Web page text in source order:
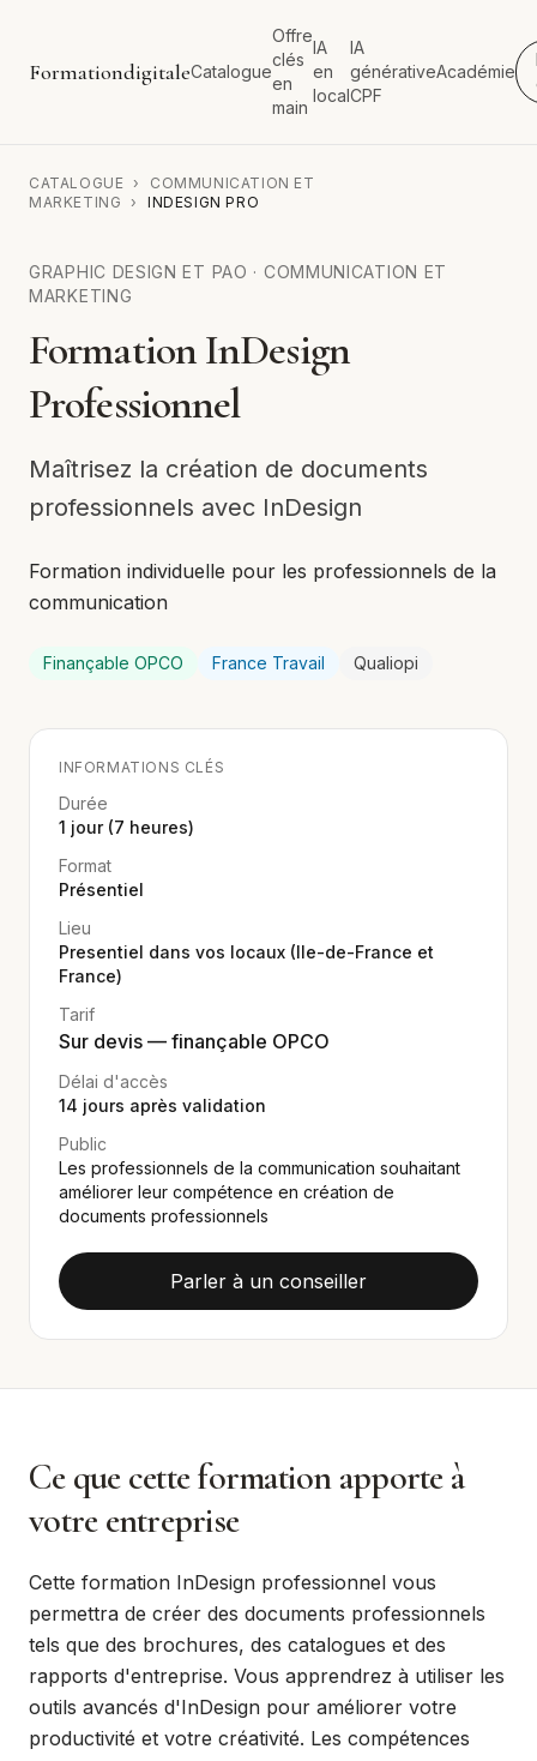
FormationdigitaleCatalogue
Offre
clés
en
main
IA
en
local
IA
générative
CPF
Académie
CATALOGUE ›
COMMUNICATION ET
MARKETING
› INDESIGN PRO
GRAPHIC DESIGN ET PAO · COMMUNICATION ET
MARKETING
Formation InDesign
Professionnel
Maîtrisez la création de documents
professionnels avec InDesign
Formation individuelle pour les professionnels de la
communication
Finançable OPCO France Travail Qualiopi
INFORMATIONS CLÉS
Durée
1 jour (7 heures)
Format
Présentiel
Lieu
Presentiel dans vos locaux (Ile-de-France et
France)
Tarif
Sur devis — finançable OPCO
Délai d'accès
14 jours après validation
Public
Les professionnels de la communication souhaitant
améliorer leur compétence en création de
documents professionnels
Parler à un conseiller
Ce que cette formation apporte à
votre entreprise
Cette formation InDesign professionnel vous
permettra de créer des documents professionnels
tels que des brochures, des catalogues et des
rapports d'entreprise. Vous apprendrez à utiliser les
outils avancés d'InDesign pour améliorer votre
productivité et votre créativité. Les compétences